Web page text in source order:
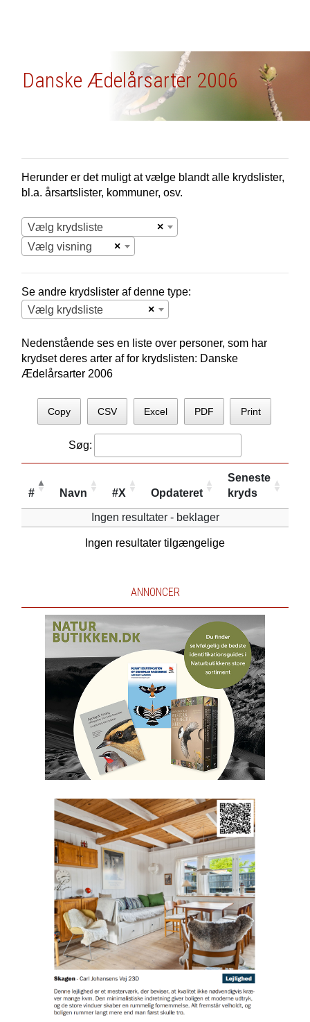
Danske Ædelårsarter 2006
Herunder er det muligt at vælge blandt alle krydslister,
bl.a. årsartslister, kommuner, osv.
×
Vælg krydsliste
×
Vælg visning
Se andre krydslister af denne type:
×
Vælg krydsliste
Nedenstående ses en liste over personer, som har
krydset deres arter af for krydslisten: Danske
Ædelårsarter 2006
Copy CSV Excel PDF Print
Søg:
# Navn #X Opdateret
Seneste
kryds
Ingen resultater - beklager
Ingen resultater tilgængelige
ANNONCER